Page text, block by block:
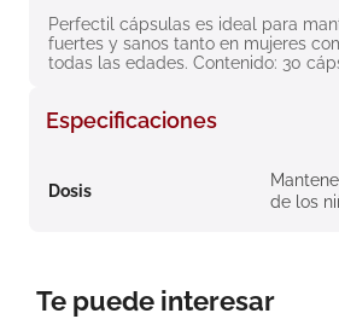
Perfectil cápsulas es ideal para
fuertes y sanos tanto en mujeres
todas las edades. Contenido: 30
Especificaciones
Dosis
de los
Te puede interesar
8. roche posay
9. megacistin
10.pañales